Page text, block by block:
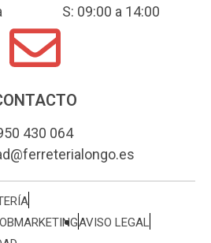
S: 09:00 a 14:00
430 064
AVISO LEGAL